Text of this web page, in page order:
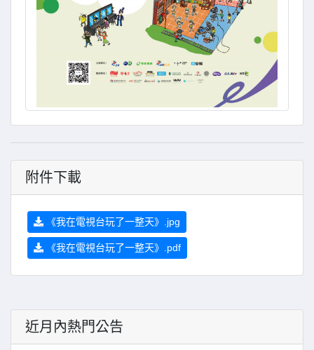
附件下載
《我在電視台玩了一整天》.jpg
《我在電視台玩了一整天》.pdf
近月內熱門公告